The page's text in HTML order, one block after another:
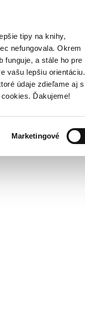
tipy na knihy,
nefungovala. Okrem
funguje, a stále ho pre
vašu lepšiu orientáciu.
údaje zdieľame aj s
Ďakujeme!
Marketingové